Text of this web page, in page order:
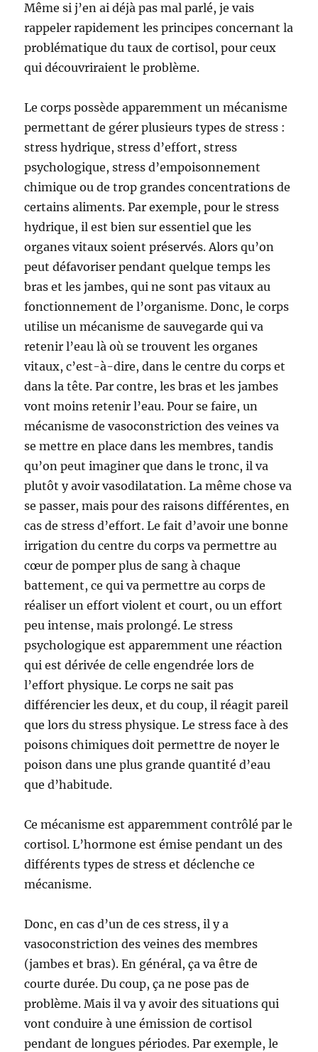
Même si j’en ai déjà pas mal parlé, je vais
rappeler rapidement les principes concernant la
problématique du taux de cortisol, pour ceux
qui découvriraient le problème.
Le corps possède apparemment un mécanisme
permettant de gérer plusieurs types de stress :
stress hydrique, stress d’effort, stress
psychologique, stress d’empoisonnement
chimique ou de trop grandes concentrations de
certains aliments. Par exemple, pour le stress
hydrique, il est bien sur essentiel que les
organes vitaux soient préservés. Alors qu’on
peut défavoriser pendant quelque temps les
bras et les jambes, qui ne sont pas vitaux au
fonctionnement de l’organisme. Donc, le corps
utilise un mécanisme de sauvegarde qui va
retenir l’eau là où se trouvent les organes
vitaux, c’est-à-dire, dans le centre du corps et
dans la tête. Par contre, les bras et les jambes
vont moins retenir l’eau. Pour se faire, un
mécanisme de vasoconstriction des veines va
se mettre en place dans les membres, tandis
qu’on peut imaginer que dans le tronc, il va
plutôt y avoir vasodilatation. La même chose va
se passer, mais pour des raisons différentes, en
cas de stress d’effort. Le fait d’avoir une bonne
irrigation du centre du corps va permettre au
cœur de pomper plus de sang à chaque
battement, ce qui va permettre au corps de
réaliser un effort violent et court, ou un effort
peu intense, mais prolongé. Le stress
psychologique est apparemment une réaction
qui est dérivée de celle engendrée lors de
l’effort physique. Le corps ne sait pas
différencier les deux, et du coup, il réagit pareil
que lors du stress physique. Le stress face à des
poisons chimiques doit permettre de noyer le
poison dans une plus grande quantité d’eau
que d’habitude.
Ce mécanisme est apparemment contrôlé par le
cortisol. L’hormone est émise pendant un des
différents types de stress et déclenche ce
mécanisme.
Donc, en cas d’un de ces stress, il y a
vasoconstriction des veines des membres
(jambes et bras). En général, ça va être de
courte durée. Du coup, ça ne pose pas de
problème. Mais il va y avoir des situations qui
vont conduire à une émission de cortisol
pendant de longues périodes. Par exemple, le